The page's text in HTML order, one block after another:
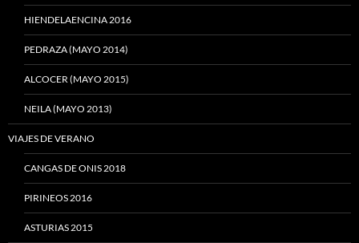
HIENDELAENCINA 2016
PEDRAZA (MAYO 2014)
ALCOCER (MAYO 2015)
NEILA (MAYO 2013)
VIAJES DE VERANO
CANGAS DE ONIS 2018
PIRINEOS 2016
ASTURIAS 2015